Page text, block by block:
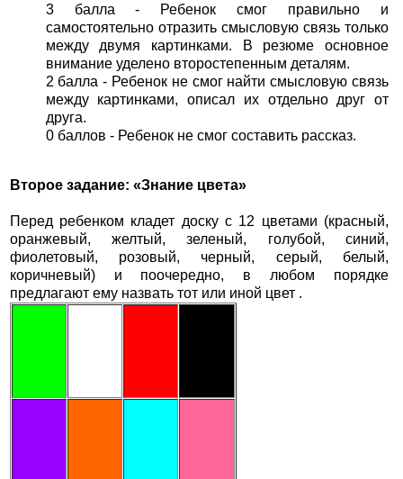
3 балла - Ребенок смог правильно и
самостоятельно отразить смысловую связь только
между двумя картинками. В резюме основное
внимание уделено второстепенным деталям.
2 балла - Ребенок не смог найти смысловую связь
между картинками, описал их отдельно друг от
друга.
0 баллов - Ребенок не смог составить рассказ.
Второе задание: «Знание цвета»
Перед ребенком кладет доску с 12 цветами (красный,
оранжевый, желтый, зеленый, голубой, синий,
фиолетовый, розовый, черный, серый, белый,
коричневый) и поочередно, в любом порядке
предлагают ему назвать тот или иной цвет .